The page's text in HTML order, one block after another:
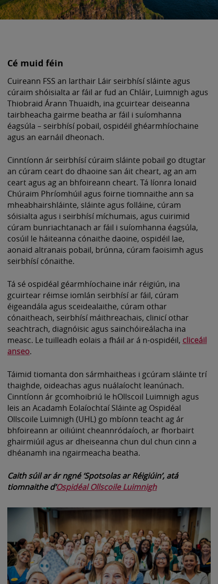
Cé muid féin
Cuireann FSS an Iarthair Láir seirbhísí sláinte agus
cúraim shóisialta ar fáil ar fud an Chláir, Luimnigh agus
Thiobraid Árann Thuaidh, ina gcuirtear deiseanna
tairbheacha gairme beatha ar fáil i suíomhanna
éagsúla – seirbhísí pobail, ospidéil ghéarmhíochaine
agus an earnáil dheonach.
Cinntíonn ár seirbhísí cúraim sláinte pobail go dtugtar
an cúram ceart do dhaoine san áit cheart, ag an am
ceart agus ag an bhfoireann cheart. Tá líonra Ionaid
Chúraim Phríomhúil agus foirne tiomnaithe ann sa
mheabhairshláinte, sláinte agus folláine, cúram
sóisialta agus i seirbhísí míchumais, agus cuirimid
cúram bunriachtanach ar fáil i suíomhanna éagsúla,
cosúil le háiteanna cónaithe daoine, ospidéil lae,
aonaid altranais pobail, brúnna, cúram faoisimh agus
seirbhísí cónaithe.
Tá sé ospidéal géarmhíochaine inár réigiún, ina
gcuirtear réimse iomlán seirbhísí ar fáil, cúram
éigeandála agus sceidealaithe, cúram othar
cónaitheach, seirbhísí máithreachais, clinicí othar
seachtrach, diagnóisic agus sainchóireálacha ina
measc. Le tuilleadh eolais a fháil ar á n-ospidéil, cliceáil
anseo.
Táimid tiomanta don sármhaitheas i gcúram sláinte trí
thaighde, oideachas agus nuálaíocht leanúnach.
Cinntíonn ár gcomhoibriú le hOllscoil Luimnigh agus
leis an Acadamh Eolaíochtaí Sláinte ag Ospidéal
Ollscoile Luimnigh (UHL) go mbíonn teacht ag ár
bhfoireann ar oiliúint cheannródaíoch, ar fhorbairt
ghairmiúil agus ar dheiseanna chun dul chun cinn a
dhéanamh ina ngairmeacha beatha.
Caith súil ar ár ngné ‘Spotsolas ar Réigiúin’, atá
tiomnaithe d’Ospidéal Ollscoile Luimnigh